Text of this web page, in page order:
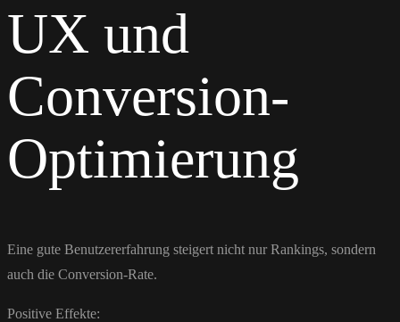
UX und
Conversion-
Optimierung
Eine gute Benutzererfahrung steigert nicht nur Rankings, sondern
auch die Conversion-Rate.
Positive Effekte: